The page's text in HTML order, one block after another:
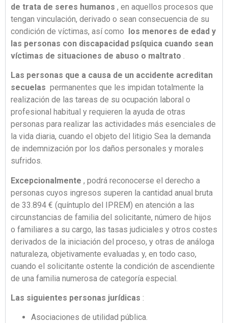
de trata de seres humanos , en aquellos procesos que
tengan vinculación, derivado o sean consecuencia de su
condición de víctimas, así como los menores de edad y
las personas con discapacidad psíquica cuando sean
víctimas de situaciones de abuso o maltrato .
Las personas que a causa de un accidente acreditan
secuelas permanentes que les impidan totalmente la
realización de las tareas de su ocupación laboral o
profesional habitual y requieren la ayuda de otras
personas para realizar las actividades más esenciales de
la vida diaria, cuando el objeto del litigio Sea la demanda
de indemnización por los daños personales y morales
sufridos.
Excepcionalmente , podrá reconocerse el derecho a
personas cuyos ingresos superen la cantidad anual bruta
de 33.894 € (quíntuplo del IPREM) en atención a las
circunstancias de familia del solicitante, número de hijos
o familiares a su cargo, las tasas judiciales y otros costes
derivados de la iniciación del proceso, y otras de análoga
naturaleza, objetivamente evaluadas y, en todo caso,
cuando el solicitante ostente la condición de ascendiente
de una familia numerosa de categoría especial.
Las siguientes personas jurídicas :
Asociaciones de utilidad pública.